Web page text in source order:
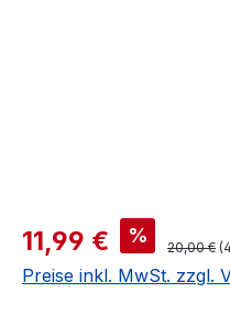
Verkaufspreis:
11,99 € %
20,00 €
Preise inkl. MwSt. zzgl.